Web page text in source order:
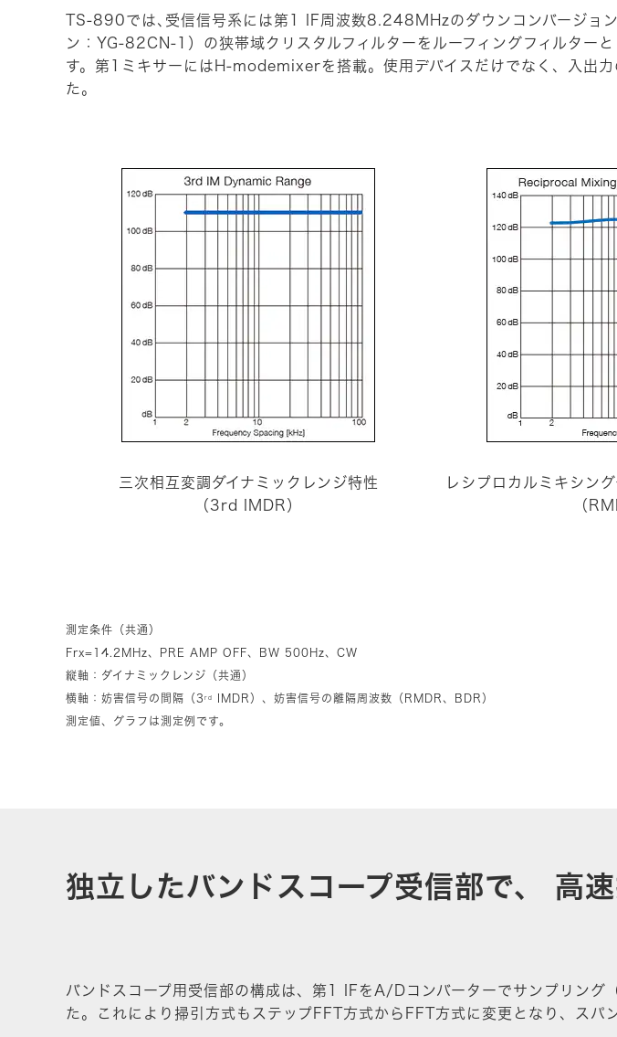
TS-890では､受信信号系には第1 IF周波数8.248MHzのダウンコンバージョ
ン：YG-82CN-1）の狭帯域クリスタルフィルターをルーフィングフィルター
す。第1ミキサーにはH-modemixerを搭載。使用デバイスだけでなく、入出
た。
三次相互変調ダイナミックレンジ特性
（3rd IMDR）
レシプロカルミキシン
（
測定条件（共通）
Frx=14.2MHz、PRE AMP OFF、BW 500Hz、CW
縦軸：ダイナミックレンジ（共通）
横軸：妨害信号の間隔（3 rd IMDR）、妨害信号の離隔周波数（RMDR、BDR）
測定値、グラフは測定例です。
独立したバンドスコープ受信部で、 高
バンドスコープ用受信部の構成は、第1 IFをA/Dコンバーターでサンプリン
た。これにより掃引方式もステップFFT方式からFFT方式に変更となり、スパ